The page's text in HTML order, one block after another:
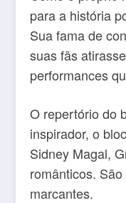
para a história
Sua fama de
suas fãs
performances
O repertório do
inspirador, o
Sidney Magal,
românticos.
marcantes.